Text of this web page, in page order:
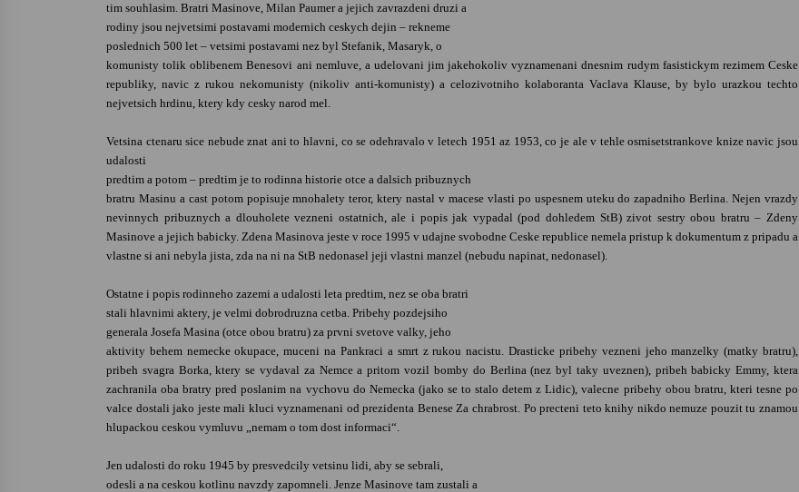
tim souhlasim. Bratri Masinove, Milan Paumer a jejich zavrazdeni druzi a
rodiny jsou nejvetsimi postavami modernich ceskych dejin – rekneme
poslednich 500 let – vetsimi postavami nez byl Stefanik, Masaryk, o
komunisty tolik oblibenem Benesovi ani nemluve, a udelovani jim jakehokoliv vyznamenani dnesnim rudym fasistickym rezimem Ceske
republiky, navic z rukou nekomunisty (nikoliv anti-komunisty) a celozivotniho kolaboranta Vaclava Klause, by bylo urazkou techto
nejvetsich hrdinu, ktery kdy cesky narod mel.
Vetsina ctenaru sice nebude znat ani to hlavni, co se odehravalo v letech 1951 az 1953, co je ale v tehle osmisetstrankove knize navic jsou
udalosti
predtim a potom – predtim je to rodinna historie otce a dalsich pribuznych
bratru Masinu a cast potom popisuje mnohalety teror, ktery nastal v macese vlasti po uspesnem uteku do zapadniho Berlina. Nejen vrazdy
nevinnych pribuznych a dlouholete vezneni ostatnich, ale i popis jak vypadal (pod dohledem StB) zivot sestry obou bratru – Zdeny
Masinove a jejich babicky. Zdena Masinova jeste v roce 1995 v udajne svobodne Ceske republice nemela pristup k dokumentum z pripadu a
vlastne si ani nebyla jista, zda na ni na StB nedonasel jeji vlastni manzel (nebudu napinat, nedonasel).
Ostatne i popis rodinneho zazemi a udalosti leta predtim, nez se oba bratri
stali hlavnimi aktery, je velmi dobrodruzna cetba. Pribehy pozdejsiho
generala Josefa Masina (otce obou bratru) za prvni svetove valky, jeho
aktivity behem nemecke okupace, muceni na Pankraci a smrt z rukou nacistu. Drasticke pribehy vezneni jeho manzelky (matky bratru),
pribeh svagra Borka, ktery se vydaval za Nemce a pritom vozil bomby do Berlina (nez byl taky uveznen), pribeh babicky Emmy, ktera
zachranila oba bratry pred poslanim na vychovu do Nemecka (jako se to stalo detem z Lidic), valecne pribehy obou bratru, kteri tesne po
valce dostali jako jeste mali kluci vyznamenani od prezidenta Benese Za chrabrost. Po precteni teto knihy nikdo nemuze pouzit tu znamou
hlupackou ceskou vymluvu „nemam o tom dost informaci“.
Jen udalosti do roku 1945 by presvedcily vetsinu lidi, aby se sebrali,
odesli a na ceskou kotlinu navzdy zapomneli. Jenze Masinove tam zustali a